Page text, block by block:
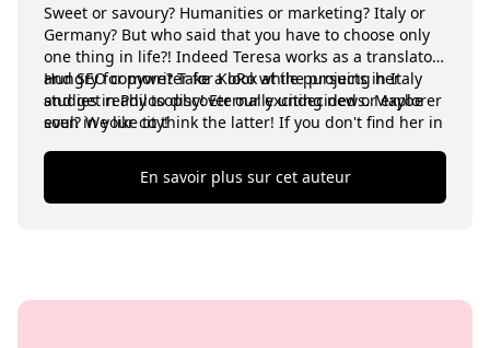
Sweet or savoury? Humanities or marketing? Italy or
Germany? But who said that you have to choose only
one thing in life?! Indeed Teresa works as a translator
and SEO copywriter for KoRo while pursuing her
studies in Philosophy! Eternally undecided or explorer
soul? We like to think the latter! If you don't find her in
KoRo content, then Teresa is probably visiting her
friends scattered around the world. She loves high-
altitude treks but also walks by the sea... While she
Hungry for more? Take a look at the projects in Italy
and get ready to discover our exciting news. Maybe
even in your city!
En savoir plus sur cet auteur